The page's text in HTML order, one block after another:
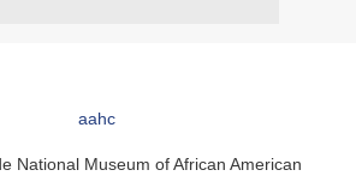
National Museum of African American